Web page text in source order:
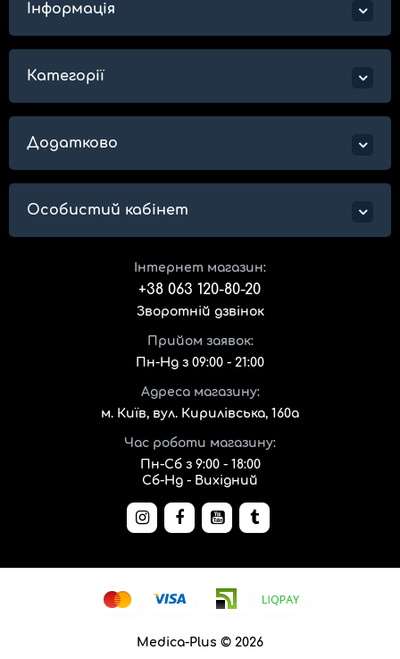
Інформація
Категорії
Додатково
Особистий кабінет
Інтернет магазин:
+38 063 120-80-20
Зворотній дзвінок
Прийом заявок:
Пн-Нд з 09:00 - 21:00
Адреса магазину:
м. Київ, вул. Кирилівська, 160а
Час роботи магазину:
Пн-Сб з 9:00 - 18:00
Сб-Нд - Вихідний
Medica-Plus © 2026